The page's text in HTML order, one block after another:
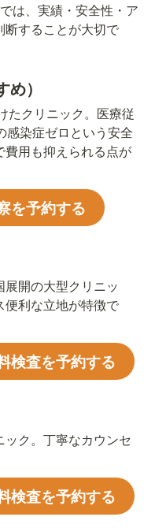
は、実績・安全性・ア
断することが大切で
）
たクリニック。医療従
感染症ゼロという安全
用も抑えられる点が
を予約する
開の大型クリニッ
便利な立地が特徴で
検査を予約する
ク。丁寧なカウンセ
検査を予約する